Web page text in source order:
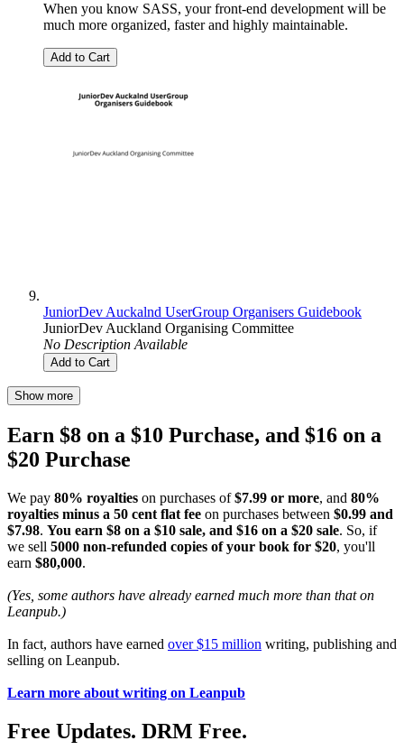
When you know SASS, your front-end development will be
much more organized, faster and highly maintainable.
Add to Cart
JuniorDev Auckalnd UserGroup Organisers Guidebook
JuniorDev Auckland Organising Committee
No Description Available
Add to Cart
Show more
Earn $8 on a $10 Purchase, and $16 on a
$20 Purchase
We pay 80% royalties on purchases of$7.99 or more, and 80%
royalties minus a 50 cent flat fee on purchases between $0.99 and
$7.98. You earn $8 on a $10 sale, and $16 on a $20 sale. So, if
we sell 5000 non-refunded copies of your book for $20, you'll
earn $80,000.
(Yes, some authors have already earned much more than that on
Leanpub.)
In fact, authors have earned over $15 million writing, publishing and
selling on Leanpub.
Learn more about writing on Leanpub
Free Updates. DRM Free.